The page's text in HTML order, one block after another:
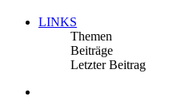
LINKS
Themen
Beiträge
Letzter Beitrag